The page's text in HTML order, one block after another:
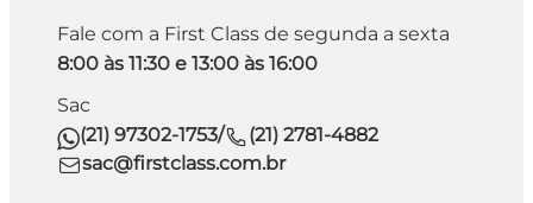
Fale com a First Class de segunda a sexta
8:00 às 11:30 e 13:00 às 16:00
Sac
(21) 97302-1753/
(21) 2781-4882
sac@firstclass.com.br